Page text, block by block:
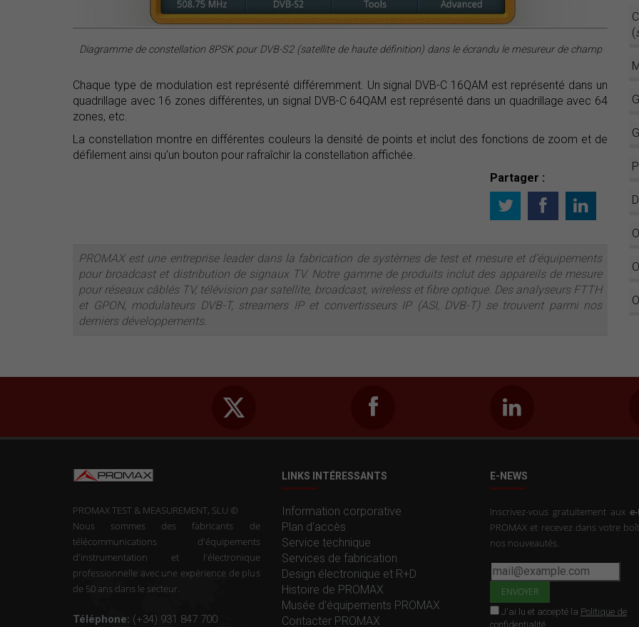
Diagramme de constellation 8PSK pour DVB-S2 (satellite de haute définition) dans le écrandu le mesureur de champ
Chaque type de modulation est représenté différemment. Un signal DVB-C 16QAM est représenté dans un
quadrillage avec 16 zones différentes, un signal DVB-C 64QAM est représenté dans un quadrillage avec 64
zones, etc.
La constellation montre en différentes couleurs la densité de points et inclut des fonctions de zoom et de
défilement ainsi qu'un bouton pour rafraîchir la constellation affichée.
Partager :
PROMAX est une entreprise leader dans la fabrication de systèmes de test et mesure et d’équipements
pour broadcast et distribution de signaux TV. Notre gamme de produits inclut des appareils de mesure
pour réseaux câblés TV, télévision par satellite, broadcast, wireless et fibre optique. Des analyseurs FTTH
et GPON, modulateurs DVB-T, streamers IP et convertisseurs IP (ASI, DVB-T) se trouvent parmi nos
derniers développements.
(
PROMAX TEST & MEASUREMENT, SLU ©
Nous sommes des fabricants de
télécommunications d'équipements
d'instrumentation et l'électronique
professionnelle avec une expérience de plus
de 50 ans dans le secteur.
Téléphone: (+34) 931 847 700
LINKS INTÉRESSANTS
Information corporative
Plan d'accès
Service technique
Services de fabrication
Design électronique et R+D
Histoire de PROMAX
Musée d'équipements PROMAX
Contacter PROMAX
E-NEWS
Inscrivez-vous gratuitement aux
PROMAX et recevez dans votre
nos nouveautés.
J'ai lu et accepté la Politique de
confidentialité